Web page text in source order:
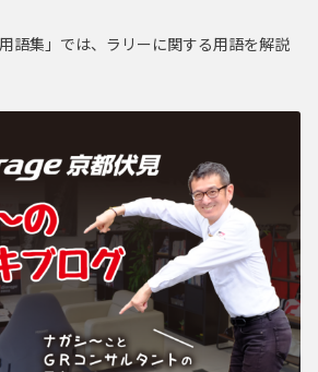
語集」では、ラリーに関する用語を解説